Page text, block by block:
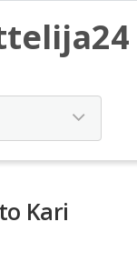
Kari